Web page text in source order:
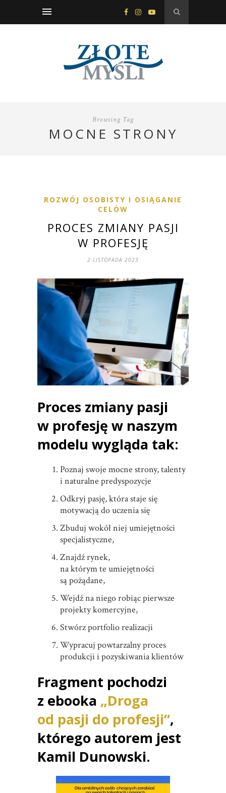
Browsing Tag
MOCNE STRONY
ROZWÓJ OSOBISTY I OSIĄGANIE
CELÓW
PROCES ZMIANY PASJI
W PROFESJĘ
2 LISTOPADA 2023
Proces zmiany pasji
w profesję w naszym
modelu wygląda tak:
Poznaj swoje mocne strony, talenty
i naturalne predyspozycje
Odkryj pasję, która staje się
motywacją do uczenia się
Zbuduj wokół niej umiejętności
specjalistyczne,
Znajdź rynek,
na którym te umiejętności
są pożądane,
Wejdź na niego robiąc pierwsze
projekty komercyjne,
Stwórz portfolio realizacji
Wypracuj powtarzalny proces
produkcji i pozyskiwania klientów
Fragment pochodzi
z ebooka „Droga
od pasji do profesji”,
którego autorem jest
Kamil Dunowski.